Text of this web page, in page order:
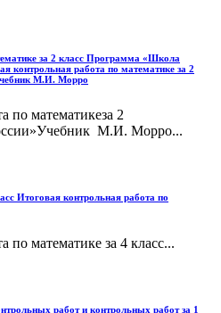
за 2 класс Программа «Школа
контрольная работа по математике за 2
М.И. Морро
по математикеза 2
М.И. Морро...
Итоговая контрольная работа по
по математике за 4 класс...
работ и контрольных работ за 1